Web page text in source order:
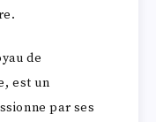
de
est un
par ses